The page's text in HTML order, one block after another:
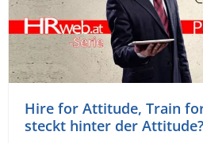
Hire for Attitude, Train
steckt hinter der Attitude?